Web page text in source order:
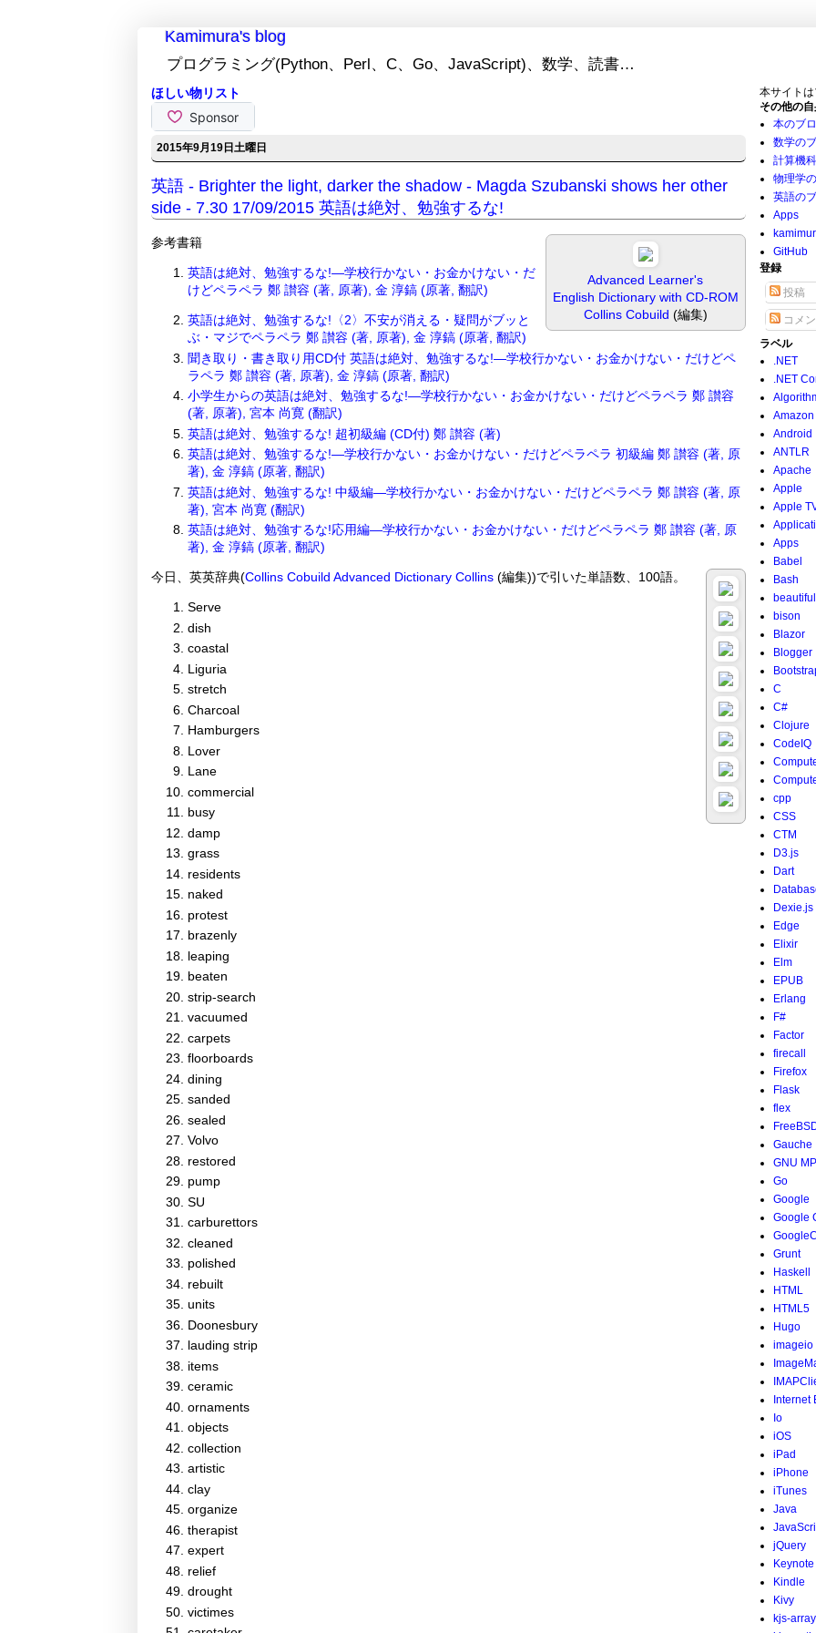
Kamimura's blog
プログラミング(Python、Perl、C、Go、JavaScript)、数学、読書…
ほしい物リスト
2015年9月19日土曜日
英語 - Brighter the light, darker the shadow - Magda Szubanski shows her other
side - 7.30 17/09/2015 英語は絶対、勉強するな!
Advanced Learner's
English Dictionary with CD-ROM
Collins Cobuild (編集)
参考書籍
英語は絶対、勉強するな!―学校行かない・お金かけない・だ
けどペラペラ 鄭 讃容 (著, 原著), 金 淳鎬 (原著, 翻訳)
英語は絶対、勉強するな!〈2〉不安が消える・疑問がブッと
ぶ・マジでペラペラ 鄭 讃容 (著, 原著), 金 淳鎬 (原著, 翻訳)
聞き取り・書き取り用CD付 英語は絶対、勉強するな!―学校行かない・お金かけない・だけどペ
ラペラ 鄭 讃容 (著, 原著), 金 淳鎬 (原著, 翻訳)
小学生からの英語は絶対、勉強するな!―学校行かない・お金かけない・だけどペラペラ 鄭 讃容
(著, 原著), 宮本 尚寛 (翻訳)
英語は絶対、勉強するな! 超初級編 (CD付) 鄭 讃容 (著)
英語は絶対、勉強するな!―学校行かない・お金かけない・だけどペラペラ 初級編 鄭 讃容 (著, 原
著), 金 淳鎬 (原著, 翻訳)
英語は絶対、勉強するな! 中級編―学校行かない・お金かけない・だけどペラペラ 鄭 讃容 (著, 原
著), 宮本 尚寛 (翻訳)
英語は絶対、勉強するな!応用編―学校行かない・お金かけない・だけどペラペラ 鄭 讃容 (著, 原
著), 金 淳鎬 (原著, 翻訳)
今日、英英辞典(Collins Cobuild Advanced Dictionary Collins(編集))で引いた単語数、100語。
Serve
dish
coastal
Liguria
stretch
Charcoal
Hamburgers
Lover
Lane
commercial
busy
damp
grass
residents
naked
protest
brazenly
leaping
beaten
strip-search
vacuumed
carpets
floorboards
dining
sanded
sealed
Volvo
restored
pump
SU
carburettors
cleaned
polished
rebuilt
units
Doonesbury
lauding strip
items
ceramic
ornaments
objects
collection
artistic
clay
organize
therapist
expert
relief
drought
victimes
本サイトは
その他の
本のブ
数学の
計算機
物理学
英語の
Apps
GitHub
登録
投稿
コメン
ラベル
.NET
.NET
Amazon
Android
ANTLR
Apache
Apple
Apple
Apps
Babel
Bash
bison
Blazor
Blogger
C
C#
Clojure
CodeIQ
cpp
CSS
CTM
D3.js
Dart
Dexie.js
Edge
Elixir
Elm
EPUB
Erlang
F#
Factor
firecall
Firefox
Flask
flex
Gauche
GNU
Go
Google
Google
Grunt
Haskell
HTML
HTML5
Hugo
imageio
Internet
Io
iOS
iPad
iPhone
iTunes
Java
jQuery
Keynote
Kindle
Kivy
kjs-array